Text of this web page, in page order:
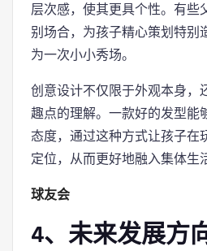
层次感，使其更具个性。有些
别场合，为孩子精心策划特别
为一次小小秀场。
创意设计不仅限于外观本身，
趣点的理解。一款好的发型能
态度，通过这种方式让孩子在
定位，从而更好地融入集体生
球友会
4、未来发展方